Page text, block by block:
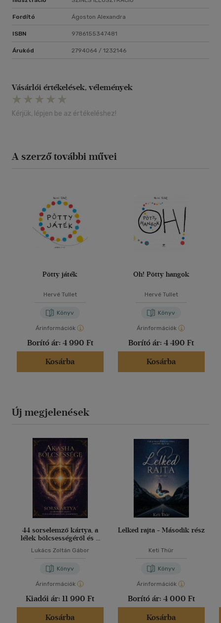
Fordító Ágoston Alexandra
ISBN 9786155347481
Árukód 2794064 / 1232146
Vásárlói értékelések, vélemények
Kérjük, lépjen be az értékeléshez!
A szerző további művei
Pötty játék
Hervé Tullet
Könyv
Árinformációk
Borító ár: 4 990 Ft
Kosárba
Oh! Pötty hangok
Hervé Tullet
Könyv
Árinformációk
Borító ár: 4 490 Ft
Kosárba
Új megjelenések
44 sorselemző kártya, a
lélek bölcsességéről és a
Lukács Zoltán Gábor
Könyv
Árinformációk
Kiadói ár: 11 990 Ft
Kosárba
Lelked rajta - Második rész
Keti Thür
Könyv
Árinformációk
Borító ár: 4 000 Ft
Kosárba